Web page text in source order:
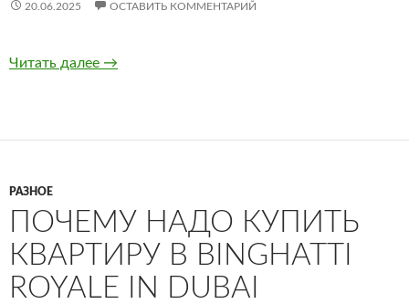
20.06.2025 ОСТАВИТЬ КОММЕНТАРИЙ
Читать далее Почему стоит заказать активных
→
РАЗНОЕ
ПОЧЕМУ НАДО КУПИТЬ
КВАРТИРУ В BINGHATTI
ROYALE IN DUBAI